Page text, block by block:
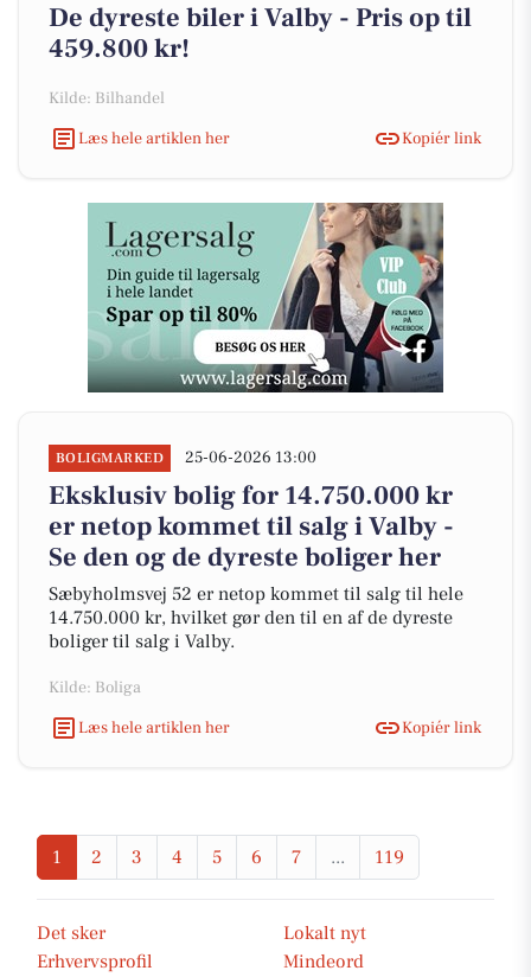
De dyreste biler i Valby - Pris op til
459.800 kr!
Kilde: Bilhandel
Læs hele artiklen her
Kopiér link
BOLIGMARKED 25-06-2026 13:00
Eksklusiv bolig for 14.750.000 kr
er netop kommet til salg i Valby -
Se den og de dyreste boliger her
Sæbyholmsvej 52 er netop kommet til salg til hele
14.750.000 kr, hvilket gør den til en af de dyreste
boliger til salg i Valby.
Kilde: Boliga
Læs hele artiklen her
Kopiér link
1 2 3 4 5 6 7 ... 119
Det sker
Lokalt nyt
Erhvervsprofil
Mindeord